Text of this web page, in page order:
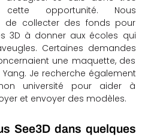
opportunité. Nous
de collecter des fonds pour
3D à donner aux écoles qui
Certaines demandes
une maquette, des
Je recherche également
université pour aider à
et envoyer des modèles.
See3D dans quelques